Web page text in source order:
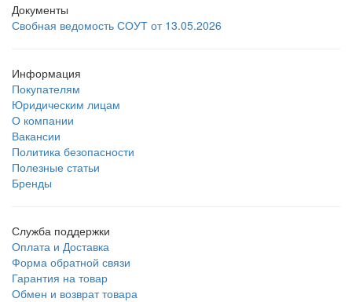
Документы
Свобная ведомость СОУТ от 13.05.2026
Информация
Покупателям
Юридическим лицам
О компании
Вакансии
Политика безопасности
Полезные статьи
Бренды
Служба поддержки
Оплата и Доставка
Форма обратной связи
Гарантия на товар
Обмен и возврат товара